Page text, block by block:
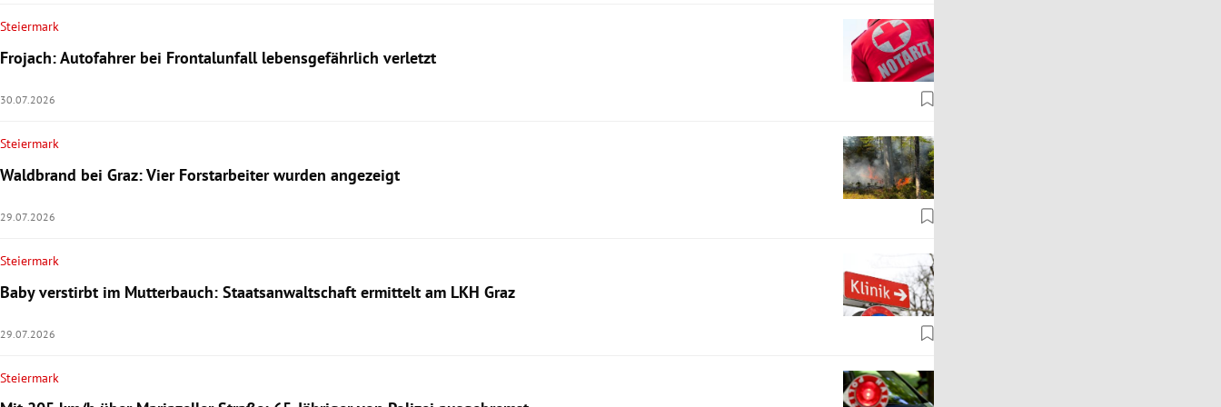
Steiermark
Frojach: Autofahrer bei Frontalunfall lebensgefährlich verletzt
30.07.2026
Steiermark
Waldbrand bei Graz: Vier Forstarbeiter wurden angezeigt
29.07.2026
Steiermark
Baby verstirbt im Mutterbauch: Staatsanwaltschaft ermittelt am LKH Graz
29.07.2026
Steiermark